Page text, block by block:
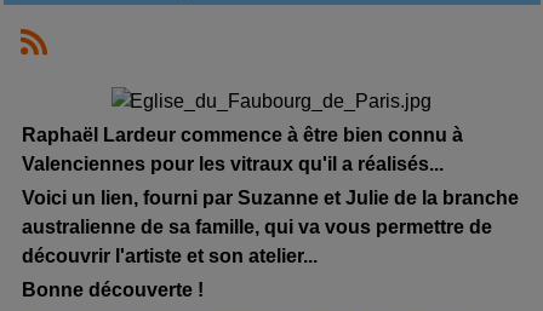
Raphaël Lardeur commence à être bien connu à
Valenciennes pour les vitraux qu'il a réalisés...
Voici un lien, fourni par Suzanne et Julie de la branche
australienne de sa famille, qui va vous permettre de
découvrir l'artiste et son atelier...
Bonne découverte !